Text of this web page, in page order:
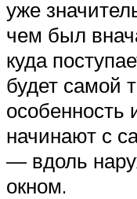
уже
чем был
куда
будет самой
особенность
начинают с
— вдоль
окном.